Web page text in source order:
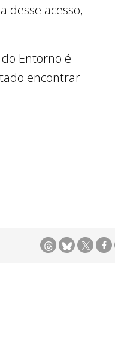
desse acesso,
Entorno é
encontrar